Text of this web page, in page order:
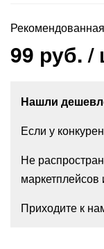
99 руб./
Нашли
Если у
Не
маркетплейсов
Приходите к